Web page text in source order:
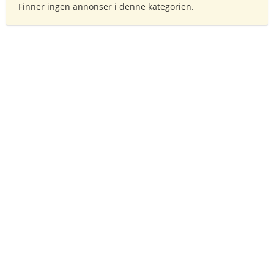
Finner ingen annonser i denne kategorien.